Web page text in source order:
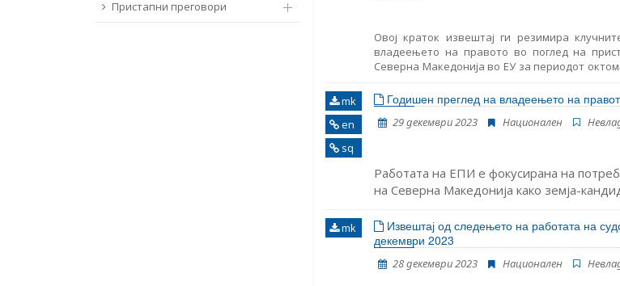
Пристапни преговори
Овој краток извештај ги резимира
владеењето на правото во поглед на
Северна Македонија во ЕУ за периодот
Во него се дадени резултатите од
пристапување во ЕУ, како и
функционирањето на демократските
администрација и Поглавјето 23: Судство и
mk
en
sq
Годишен преглед на владеењето на
29 декември 2023 Национален
Работата на ЕПИ е фокусирана на
на Северна Македонија како земја-
деценија, додека бележи пад на
Европската унија и политичката
години. Во рамките на програмата за
внимателно го следи нивото на
mk
Извештај од следењето на работата на
декември 2023
28 декември 2023 Национален